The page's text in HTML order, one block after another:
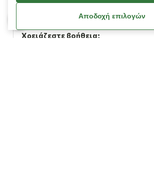
Πληροφορίες
Χρειάζεστε βοήθεια;
Αποδοχή επιλογών